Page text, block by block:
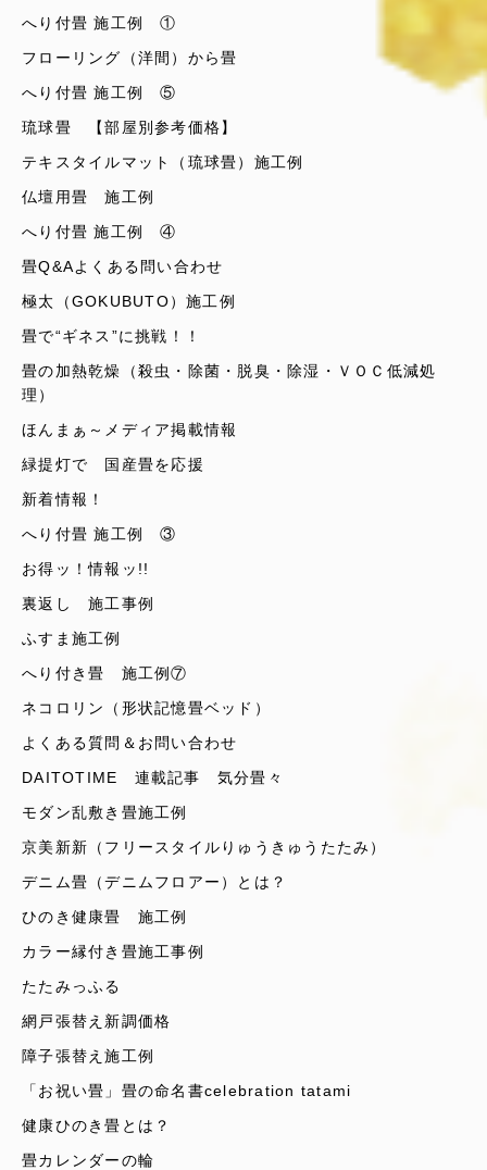
へり付畳 施工例 ①
フローリング（洋間）から畳
へり付畳 施工例 ⑤
琉球畳 【部屋別参考価格】
テキスタイルマット（琉球畳）施工例
仏壇用畳 施工例
へり付畳 施工例 ④
畳Q&Aよくある問い合わせ
極太（GOKUBUTO）施工例
畳で“ギネス”に挑戦！！
畳の加熱乾燥（殺虫・除菌・脱臭・除湿・ＶＯＣ低減処
理）
ほんまぁ～メディア掲載情報
緑提灯で 国産畳を応援
新着情報！
へり付畳 施工例 ③
お得ッ！情報ッ!!
裏返し 施工事例
ふすま施工例
へり付き畳 施工例⑦
ネコロリン（形状記憶畳ベッド）
よくある質問＆お問い合わせ
DAITOTIME 連載記事 気分畳々
モダン乱敷き畳施工例
京美新新（フリースタイルりゅうきゅうたたみ）
デニム畳（デニムフロアー）とは？
ひのき健康畳 施工例
カラー縁付き畳施工事例
たたみっふる
網戸張替え新調価格
障子張替え施工例
「お祝い畳」畳の命名書celebration tatami
健康ひのき畳とは？
畳カレンダーの輪